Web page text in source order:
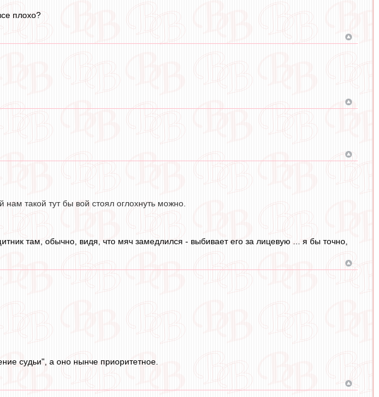
плохо?
такой тут бы вой стоял оглохнуть можно.
там, обычно, видя, что мяч замедлился - выбивает его за лицевую ... я бы точно,
судьи", а оно нынче приоритетное.